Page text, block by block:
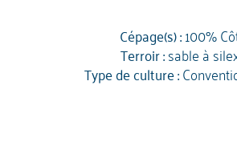
Cépage(s) :100%
Terroir :sable à
Type de culture :